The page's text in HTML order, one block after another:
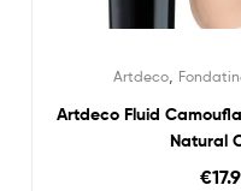
Artdeco,
Artdeco Fluid
Natural
€